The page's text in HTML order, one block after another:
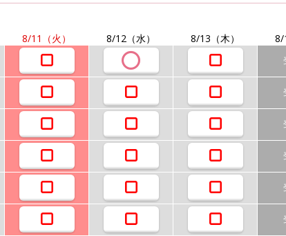
8/11 （火） 8/12（水） 8/13 （木） 8/